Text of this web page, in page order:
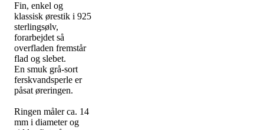
Fin, enkel og
klassisk ørestik i 925
sterlingsølv,
forarbejdet så
overfladen fremstår
flad og slebet.
En smuk grå-sort
ferskvandsperle er
påsat øreringen.
Ringen måler ca. 14
mm i diameter og